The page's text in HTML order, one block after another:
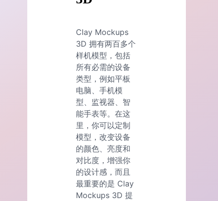
Clay Mockups
3D 拥有两百多个
样机模型，包括
所有必需的设备
类型，例如平板
电脑、手机模
型、监视器、智
能手表等。在这
里，你可以定制
模型，改变设备
的颜色、亮度和
对比度，增强你
的设计感，而且
最重要的是 Clay
Mockups 3D 提